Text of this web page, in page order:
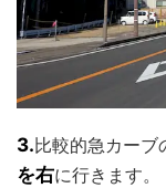
3.比較的急カーブ
を右に行きます。